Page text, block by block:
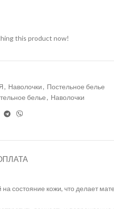
this product now!
, Наволочки, Постельное белье
белье, Наволочки
состояние кожи, что делает